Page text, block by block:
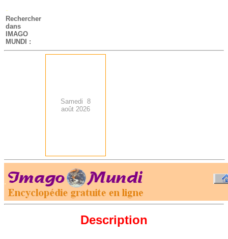
-
Rechercher
dans
IMAGO
MUNDI :
Samedi 8
août 2026
.
Description